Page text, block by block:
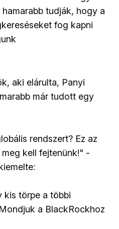
tudják, hogy a
fog kapni
aki elárulta, Panyi
már tudott egy
rendszert? Ez az
kell fejtenünk!" -
kis törpe a többi
a BlackRockhoz